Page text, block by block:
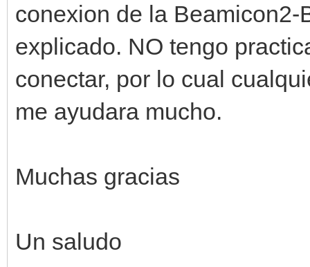
conexion de la
explicado. NO tengo
conectar, por lo cual
me ayudara mucho.
Muchas gracias
Un saludo